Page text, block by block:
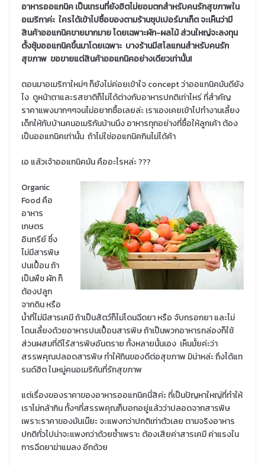
อาหารออแกนิค เป็นเทรนที่ยังฮิตไม่ยอมตกสำหรับคนรักสุขภาพใน
อเมริกาค่ะ ใครได้เข้าไปซื้อของตามร้านซุปเปอร์มาเก็ต จะเห็นว่ามี
สินค้าออแกนิคขายมากมาย โดยเฉพาะผัก-ผลไม้ ส่วนใหญ่จะลงทุน
ตั้งซุ้มออแกนิคขึ้นมาโดยเฉพาะ บางร้านมีสโลแกนสำหรับคนรัก
สุขภาพ ขอขายแต่สินค้าออแกนิคอย่างเดียวเท่านั้น!
ตอนมาอเมริกาใหม่ๆ ก็ยังไม่ค่อยเข้าใจ concept ว่าออแกนิคมันดียัง
ไง ดูหน้าตาและรสชาติก็ไม่ได้ต่างกับอาหารปกติเท่าไหร่ ที่สำคัญ
ราคาแพงมากๆๆจนไม่อยากซื้อเลยล่ะ เราเองเคยเข้าไปทำงานเลี้ยง
เด็กให้กับบ้านคนอเมริกันบ้านนึง อาหารทุกอย่างที่ซื้อให้ลูกเค้า ต้อง
เป็นออแกนิคเท่านั้น ถ้าไม่ใช่ออแกนิคกินไม่ได้ค้า
เอ แล้วเจ้าออแกนิคมัน คืออะไรหล่ะ ???
Organic
Food คือ
อาหาร
เกษตร
อินทรีย์ ซึ่ง
ไม่มีสารพิษ
ปนเปื้อน ถ้า
เป็นพืช ผัก ก็
ต้องปลูก
จากดิน หรือ
น้ำที่ไม่มีสารเคมี ถ้าเป็นสัตว์ก็ไม่โดนฉีดยา หรือ จับกรอกยา และไม่
โดนเลี้ยงด้วยอาหารปนเปื้อนสารพิษ ถ้าเป็นพวกอาหารกล่องก็ใช้
ส่วนผสมที่ดีไร้สารพิษอันตราย ทั้งหลายนั้นเอง เห็นมั้ยค่ะว่า
สรรพคุณปลอดสารพิษ ทำให้กินของดีต่อสุขภาพ มิน่าหล่ะ ถึงได้แท
รนด์ฮิต ในหมู่คนอเมริกันที่รักสุขภาพ
แต่เรื่องของราคาของอาหารออแกนิคนี่สิค่ะ ที่เป็นปัญหาใหญ่ที่ทำให้
เราไม่กล้ากิน ทั้งๆที่สรรพคุณก็บอกอยู่แล้วว่าปลอดจากสารพิษ
เพราะราคาของมันเน๊ยะ จะแพงกว่าปกติเท่าตัวเลย ตามจริงอาหาร
ปกติทั่วไปน่าจะแพงกว่าด้วยช้ำเพราะ ต้องเสียค่าสารเคมี ค่าแรงใน
การฉีดยาฆ่าแมลง อีกด้วย